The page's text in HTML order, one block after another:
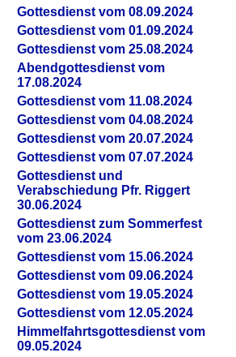
Gottesdienst vom 08.09.2024
Gottesdienst vom 01.09.2024
Gottesdienst vom 25.08.2024
Abendgottesdienst vom
17.08.2024
Gottesdienst vom 11.08.2024
Gottesdienst vom 04.08.2024
Gottesdienst vom 20.07.2024
Gottesdienst vom 07.07.2024
Gottesdienst und
Verabschiedung Pfr. Riggert
30.06.2024
Gottesdienst zum Sommerfest
vom 23.06.2024
Gottesdienst vom 15.06.2024
Gottesdienst vom 09.06.2024
Gottesdienst vom 19.05.2024
Gottesdienst vom 12.05.2024
Himmelfahrtsgottesdienst vom
09.05.2024